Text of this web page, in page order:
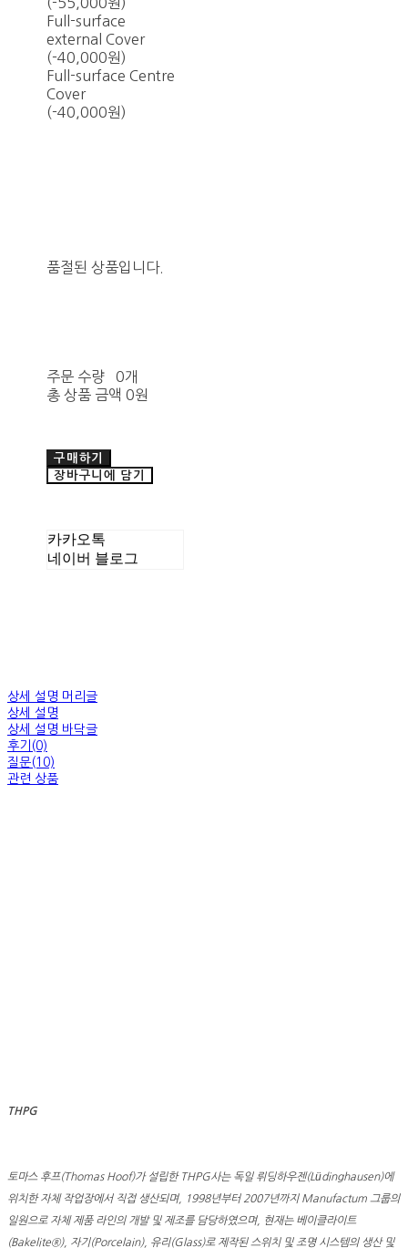
(-55,000원)
Full-surface
external Cover
(-40,000원)
Full-surface Centre
Cover
(-40,000원)
품절된 상품입니다.
주문 수량
0개
총 상품 금액 0원
구매하기
장바구니에 담기
카카오톡
네이버 블로그
상세 설명 머리글
상세 설명
상세 설명 바닥글
후기(0)
질문(10)
관련 상품
THPG
토마스 후프(Thomas Hoof)가 설립한 THPG사는 독일 뤼딩하우젠(Lüdinghausen)에
위치한 자체 작업장에서 직접 생산되며, 1998년부터 2007년까지 Manufactum 그룹의
일원으로 자체 제품 라인의 개발 및 제조를 담당하였으며, 현재는 베이클라이트
(Bakelite®), 자기(Porcelain), 유리(Glass)로 제작된 스위치 및 조명 시스템의 생산 및